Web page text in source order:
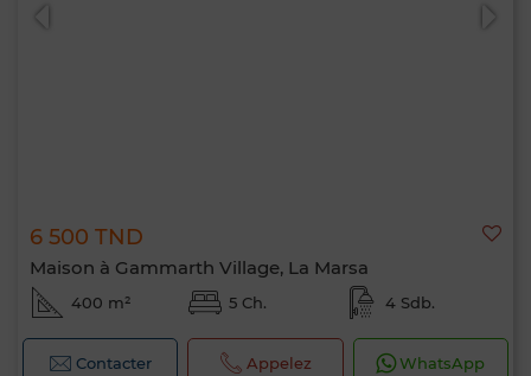
6 500 TND
Maison à Gammarth Village, La Marsa
400 m² 5 Ch. 4 Sdb.
Contacter Appelez WhatsApp